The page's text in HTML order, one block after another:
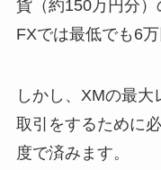
貨（約150万円分
FXでは最低でも6
しかし、XMの最
取引をするために
度で済みます。